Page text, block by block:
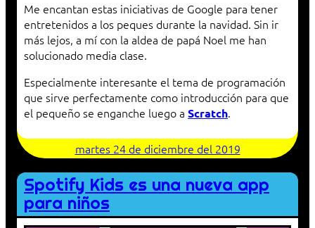
Me encantan estas iniciativas de Google para tener
entretenidos a los peques durante la navidad. Sin ir
más lejos, a mí con la aldea de papá Noel me han
solucionado media clase.
Especialmente interesante el tema de programación
que sirve perfectamente como introducción para que
el pequeño se enganche luego a Scratch.
martes 24 de diciembre del 2019
Spotify Kids es una nueva app
para niños